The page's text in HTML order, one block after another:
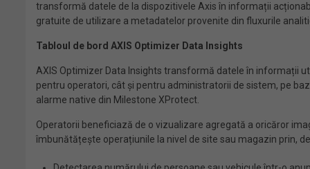
transformă datele de la dispozitivele Axis în informații
gratuite de utilizare a metadatelor provenite din fluxurile
Tabloul de bord AXIS Optimizer Data Insights
AXIS Optimizer Data Insights transformă datele în informații
pentru operatori, cât și pentru administratorii de sistem, pe
alarme native din Milestone XProtect.
Operatorii beneficiază de o vizualizare agregată a oricăror
îmbunătățește operațiunile la nivel de site sau magazin prin,